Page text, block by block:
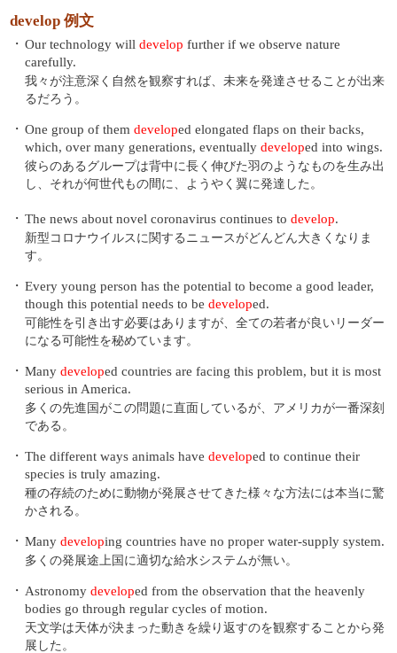
develop 例文
・ Our technology will develop further if we observe nature
carefully.
我々が注意深く自然を観察すれば、未来を発達させることが出来
るだろう。
・ One group of them developed elongated flaps on their backs,
which, over many generations, eventually developed into wings.
彼らのあるグループは背中に長く伸びた羽のようなものを生み出
し、それが何世代もの間に、ようやく翼に発達した。
・ The news about novel coronavirus continues to develop.
新型コロナウイルスに関するニュースがどんどん大きくなりま
す。
・ Every young person has the potential to become a good leader,
though this potential needs to be developed.
可能性を引き出す必要はありますが、全ての若者が良いリーダー
になる可能性を秘めています。
・ Many developed countries are facing this problem, but it is most
serious in America.
多くの先進国がこの問題に直面しているが、アメリカが一番深刻
である。
・ The different ways animals have developed to continue their
species is truly amazing.
種の存続のために動物が発展させてきた様々な方法には本当に驚
かされる。
・ Many developing countries have no proper water-supply system.
多くの発展途上国に適切な給水システムが無い。
・ Astronomy developed from the observation that the heavenly
bodies go through regular cycles of motion.
天文学は天体が決まった動きを繰り返すのを観察することから発
展した。